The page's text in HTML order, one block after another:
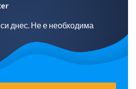
днес. Не е необходима